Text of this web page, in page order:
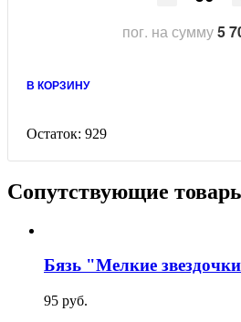
пог. на сумму5
В КОРЗИНУ
Остаток: 929
Сопутствующие
Бязь "Мелкие
95 руб.